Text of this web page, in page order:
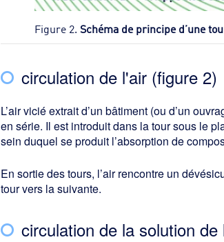
Figure 2. Schéma de principe d’une
circulation de l'air (figure 2)
L’air vicié extrait d’un bâtiment (ou d’un
en série. Il est introduit dans la tour sous le
sein duquel se produit l’absorption de
En sortie des tours, l’air rencontre un
tour vers la suivante.
circulation de la solution